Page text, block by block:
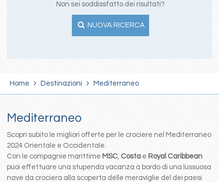
Non sei soddissfatto dei risultati?
NUOVA RICERCA
Home Destinazioni Mediterraneo
Mediterraneo
Scopri subito le migliori offerte per le crociere nel Mediterraneo
2024 Orientale e Occidentale.
Con le compagnie marittime MSC, Costa e Royal Caribbean
puoi effettuare una stupenda vacanza a bordo di una lussuosa
nave da crociera alla scoperta delle meraviglie del dei paesi